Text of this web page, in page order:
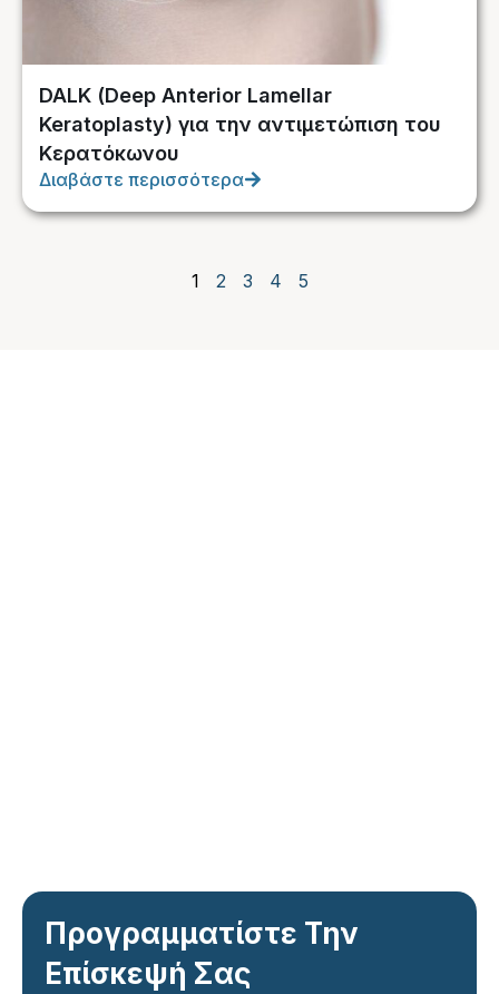
DALK (Deep Anterior Lamellar
Keratoplasty) για την αντιμετώπιση του
Κερατόκωνου
Διαβάστε περισσότερα
1 2 3 4 5
Προγραμματίστε Την
Επίσκεψή Σας